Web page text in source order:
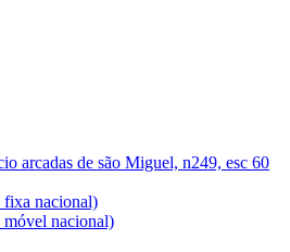
arcadas de são Miguel, n249, esc 60
fixa nacional)
móvel nacional)